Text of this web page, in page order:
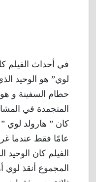
في أحداث الفيلم
لوي” هو الوحيد
حطام السفينة و هو
المتجمدة في
عامًا فقط عندما
الفيلم كان الوحيد
المجموع أنقذ لوي